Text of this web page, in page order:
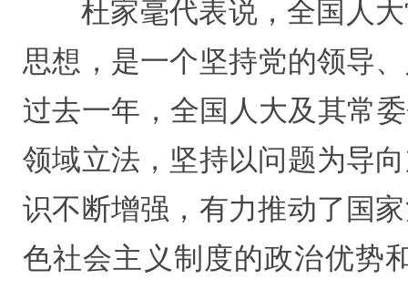
杜家毫代表说，全国人
思想，是一个坚持党的领导
过去一年，全国人大及其常
领域立法，坚持以问题为导
识不断增强，有力推动了国
色社会主义制度的政治优势